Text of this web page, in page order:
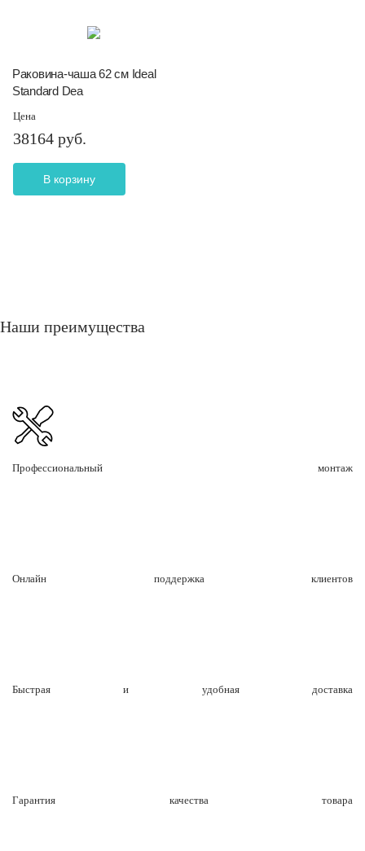
Раковина-чаша 62 см Ideal
Standard Dea
Цена
38164 руб.
В корзину
Наши преимущества
Профессиональный монтаж
Онлайн поддержка клиентов
Быстрая и удобная доставка
Гарантия качества товара